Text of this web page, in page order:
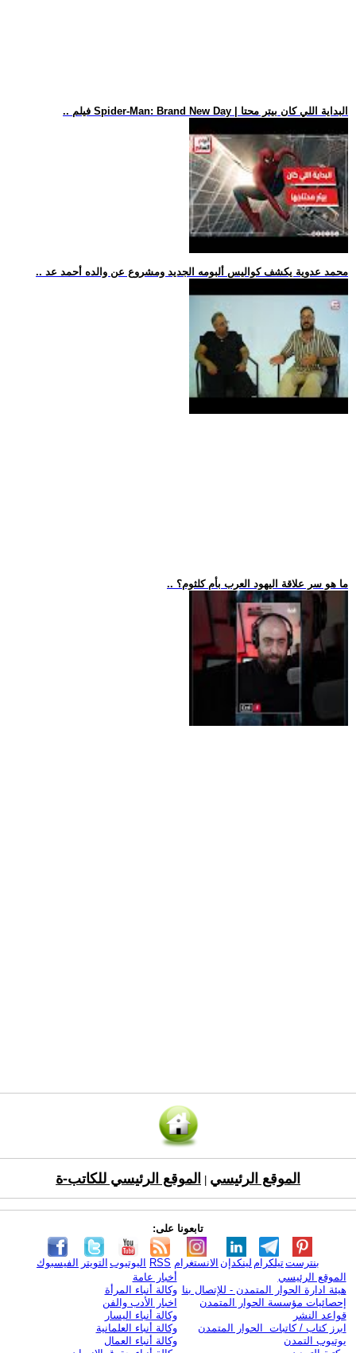
.. فيلم Spider-Man: Brand New Day | البداية اللي كان بيتر محتا
.. محمد عدوية يكشف كواليس ألبومه الجديد ومشروع عن والده أحمد عد
.. ما هو سر علاقة اليهود العرب بأم كلثوم؟
الموقع الرئيسي الموقع الرئيسي للكاتب-ة
تابعونا على:
الفيسبوك التويتر اليوتيوب RSS الانستغرام لينكدإن تيلكرامبنترست
الموقع الرئيسي
هيئة ادارة الحوار المتمدن - للإتصال بنا
إحصائيات مؤسسة الحوار المتمدن
قواعد النشر
ابرز كتاب / كاتبات الحوار المتمدن
يوتيوب التمدن
أخبار عامة
وكالة أنباء المرأة
اخبار الأدب والفن
وكالة أنباء اليسار
وكالة أنباء العلمانية
وكالة أنباء العمال